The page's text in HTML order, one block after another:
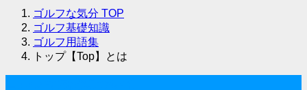
ゴルフな気分 TOP
ゴルフ基礎知識
ゴルフ用語集
トップ【Top】とは